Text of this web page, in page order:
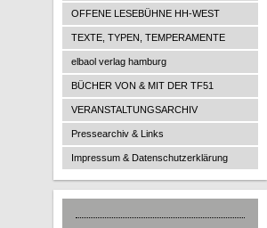
OFFENE LESEBÜHNE HH-WEST
TEXTE, TYPEN, TEMPERAMENTE
elbaol verlag hamburg
BÜCHER VON & MIT DER TF51
VERANSTALTUNGSARCHIV
Pressearchiv & Links
Impressum & Datenschutzerklärung